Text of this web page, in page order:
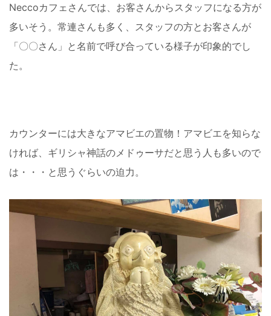
Neccoカフェさんでは、お客さんからスタッフになる方が
多いそう。常連さんも多く、スタッフの方とお客さんが
「〇〇さん」と名前で呼び合っている様子が印象的でし
た。
カウンターには大きなアマビエの置物！アマビエを知らな
ければ、ギリシャ神話のメドゥーサだと思う人も多いので
は・・・と思うぐらいの迫力。